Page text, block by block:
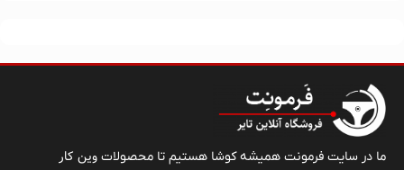
ما در سایت فرمونت همیشه کوشا هستیم تا محصولات وین کار